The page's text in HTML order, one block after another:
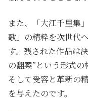
また、「大江千里集
歌」の精粋を次世代
す。残された作品は
の翻案”という形式の
そして受容と革新の
を与えたのです。